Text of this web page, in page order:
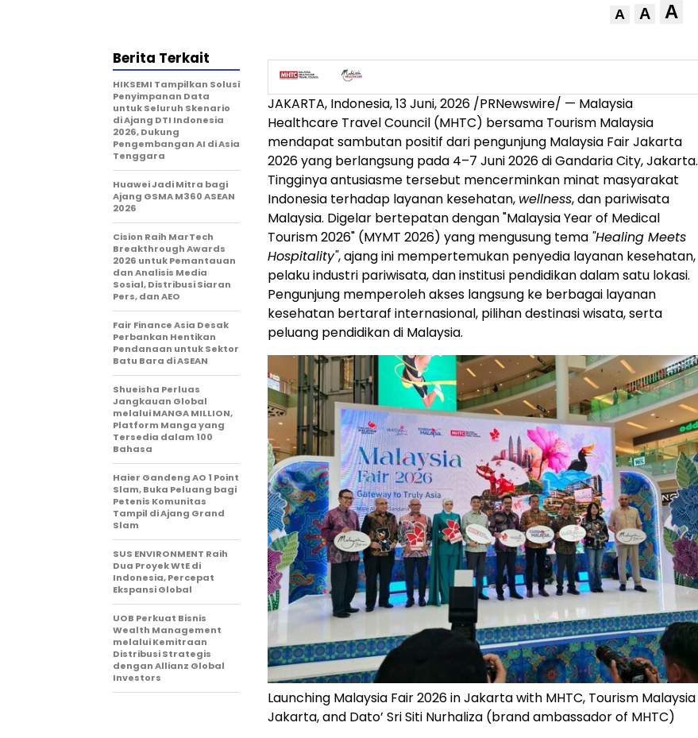
A A A
JAKARTA, Indonesia,13 Juni, 2026 /PRNewswire/ — Malaysia
Healthcare Travel Council (MHTC) bersama Tourism Malaysia
mendapat sambutan positif dari pengunjung Malaysia Fair Jakarta
2026 yang berlangsung pada 4–7 Juni 2026 di Gandaria City, Jakarta.
Tingginya antusiasme tersebut mencerminkan minat masyarakat
Indonesia terhadap layanan kesehatan, wellness, dan pariwisata
Malaysia. Digelar bertepatan dengan "Malaysia Year of Medical
Tourism 2026" (MYMT 2026) yang mengusung tema "Healing Meets
Hospitality", ajang ini mempertemukan penyedia layanan kesehatan,
pelaku industri pariwisata, dan institusi pendidikan dalam satu lokasi.
Pengunjung memperoleh akses langsung ke berbagai layanan
kesehatan bertaraf internasional, pilihan destinasi wisata, serta
peluang pendidikan di Malaysia.
Launching Malaysia Fair 2026 in Jakarta with MHTC, Tourism Malaysia
Jakarta, and Dato’ Sri Siti Nurhaliza (brand ambassador of MHTC)
Berita Terkait
HIKSEMI Tampilkan Solusi
Penyimpanan Data
untuk Seluruh Skenario
di Ajang DTI Indonesia
2026, Dukung
Pengembangan AI di Asia
Tenggara
Huawei Jadi Mitra bagi
Ajang GSMA M360 ASEAN
2026
Cision Raih MarTech
Breakthrough Awards
2026 untuk Pemantauan
dan Analisis Media
Sosial, Distribusi Siaran
Pers, dan AEO
Fair Finance Asia Desak
Perbankan Hentikan
Pendanaan untuk Sektor
Batu Bara di ASEAN
Shueisha Perluas
Jangkauan Global
melalui MANGA MILLION,
Platform Manga yang
Tersedia dalam 100
Bahasa
Haier Gandeng AO 1 Point
Slam, Buka Peluang bagi
Petenis Komunitas
Tampil di Ajang Grand
Slam
SUS ENVIRONMENT Raih
Dua Proyek WtE di
Indonesia, Percepat
Ekspansi Global
UOB Perkuat Bisnis
Wealth Management
melalui Kemitraan
Distribusi Strategis
dengan Allianz Global
Investors